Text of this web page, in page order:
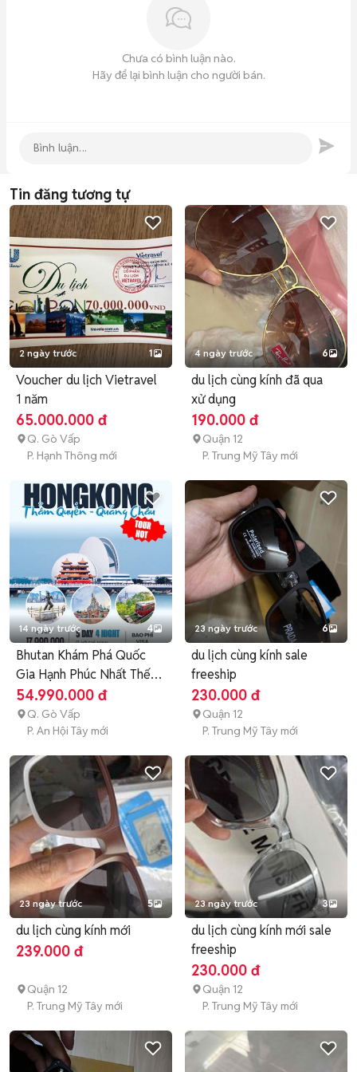
📍 Bãi Tranh: Bãi cát trắng mịn, nước trong xanh như ngọc, tha
📞 Hotline: ***
Chưa có bình luận nào.
Hãy để lại bình luận cho người bán.
Tin đăng tương tự
2 ngày trước 1
Voucher du lịch Vietravel
1 năm
65.000.000 đ
Q. Gò Vấp
P. Hạnh Thông mới
4 ngày trước 6
du lịch cùng kính đã qua
xử dụng
190.000 đ
Quận 12
P. Trung Mỹ Tây mới
14 ngày trước 4
Bhutan Khám Phá Quốc
Gia Hạnh Phúc Nhất Thế
Giới
54.990.000 đ
Q. Gò Vấp
P. An Hội Tây mới
23 ngày trước 6
du lịch cùng kính sale
freeship
230.000 đ
Quận 12
P. Trung Mỹ Tây mới
23 ngày trước 5
du lịch cùng kính mới
239.000 đ
Quận 12
P. Trung Mỹ Tây mới
23 ngày trước 3
du lịch cùng kính mới sale
freeship
230.000 đ
Quận 12
P. Trung Mỹ Tây mới